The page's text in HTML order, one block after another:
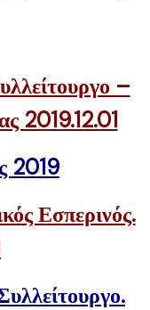
–
2019.12.01
2019
Εσπερινός.